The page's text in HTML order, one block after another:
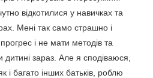
відкотилися у навичках та
Мені так само страшно і
і не мати методів та
дитині зараз. Але я сподіваюся,
і багато інших батьків, роблю